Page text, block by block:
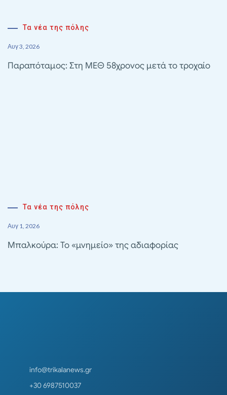
Τα νέα της πόλης
Αυγ 3, 2026
Παραπόταμος: Στη ΜΕΘ 58χρονος μετά το τροχαίο
Τα νέα της πόλης
Αυγ 1, 2026
Μπαλκούρα: Το «μνημείο» της αδιαφορίας
info@trikalanews.gr
+30 6987510037